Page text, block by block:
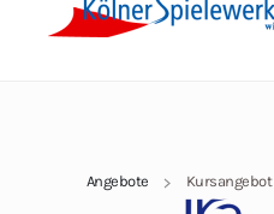
Angebote Kursangebot